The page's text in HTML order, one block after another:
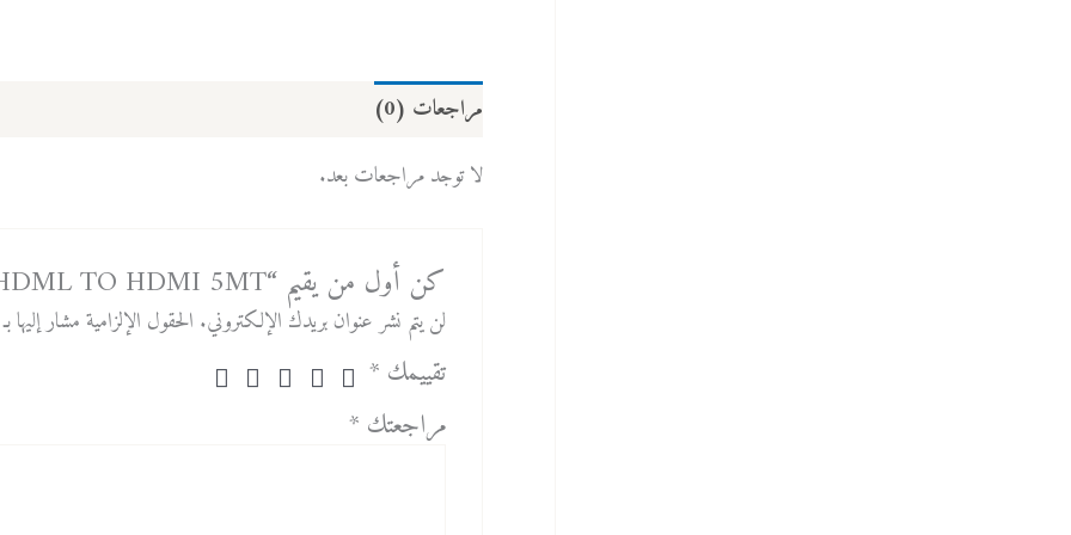
مراجعات (0)
لا توجد مراجعات بعد.
كن أول من يقيم “HDML TO HDMI 5MT”
لن يتم نشر عنوان بريدك الإلكتروني. الحقول الإلزامية مشار إليها
تقييمك *
مراجعتك *